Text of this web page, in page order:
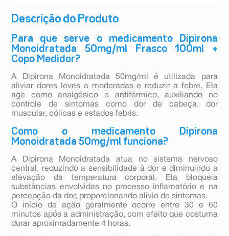
Descrição do Produto
Para que serve o medicamento Dipirona
Monoidratada 50mg/ml Frasco 100ml +
Copo Medidor?
A Dipirona Monoidratada 50mg/ml é utilizada para
aliviar dores leves a moderadas e reduzir a febre. Ela
age como analgésico e antitérmico, auxiliando no
controle de sintomas como dor de cabeça, dor
muscular, cólicas e estados febris.
Como o medicamento Dipirona
Monoidratada 50mg/ml funciona?
A Dipirona Monoidratada atua no sistema nervoso
central, reduzindo a sensibilidade à dor e diminuindo a
elevação da temperatura corporal. Ela bloqueia
substâncias envolvidas no processo inflamatório e na
percepção da dor, proporcionando alívio de sintomas.
O início de ação geralmente ocorre entre 30 e 60
minutos após a administração, com efeito que costuma
durar aproximadamente 4 horas.